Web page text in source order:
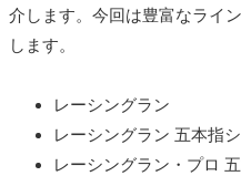
介します。今回は豊富なライ
します。
レーシングラン
レーシングラン 五本指
レーシングラン・プロ